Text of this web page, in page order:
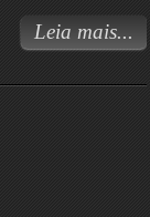
Leia mais...